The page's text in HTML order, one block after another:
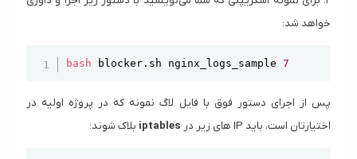
خواهد شد:
bash blocker.sh nginx_logs_sample 7
پس از اجرای دستور فوق با فایل لاگ نمونه که در پروژه اولیه در
اختیارتان است، باید IP های زیر در
iptables بلاک شوند: